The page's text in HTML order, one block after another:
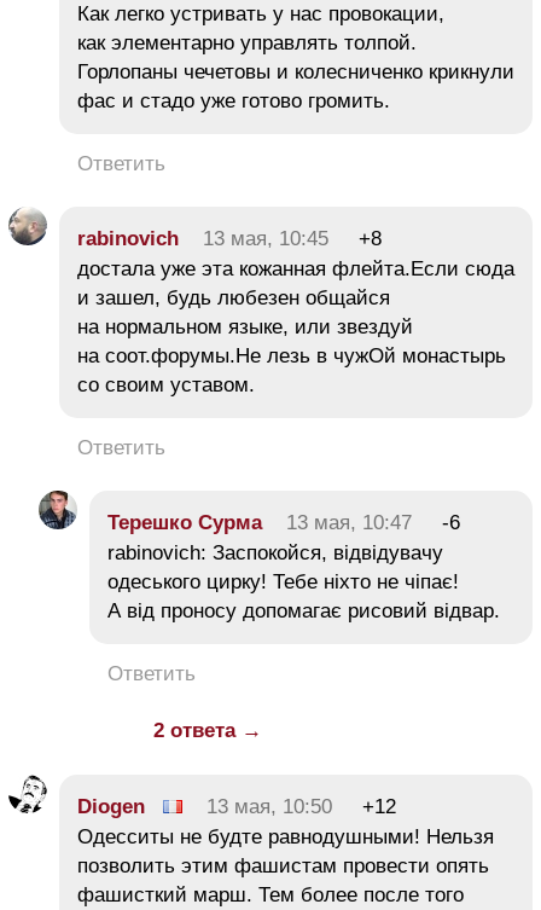
Как легко устривать у нас провокации,
как элементарно управлять толпой.
Горлопаны чечетовы и колесниченко крикнули
фас и стадо уже готово громить.
Ответить
rabinovich 13 мая, 10:45
+8
достала уже эта кожанная флейта.Если сюда
и зашел, будь любезен общайся
на нормальном языке, или звездуй
на соот.форумы.Не лезь в чужОй монастырь
со своим уставом.
Ответить
Терешко Сурма 13 мая, 10:47
-6
rabinovich: Заспокойся, відвідувачу
одеського цирку! Тебе ніхто не чіпає!
А від проносу допомагає рисовий відвар.
Ответить
2 ответа →
Diogen 13 мая, 10:50
+12
Одесситы не будте равнодушными! Нельзя
позволить этим фашистам провести опять
фашисткий марш. Тем более после того